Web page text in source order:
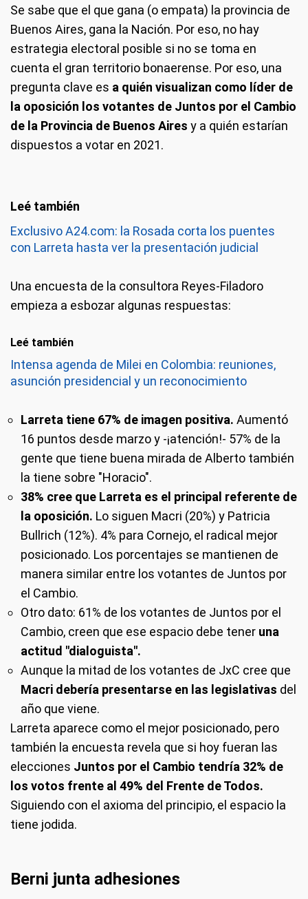
Se sabe que el que gana (o empata) la provincia de
Buenos Aires, gana la Nación. Por eso, no hay
estrategia electoral posible si no se toma en
cuenta el gran territorio bonaerense. Por eso, una
pregunta clave es a quién visualizan como líder de
la oposición los votantes de Juntos por el Cambio
de la Provincia de Buenos Aires y a quién estarían
dispuestos a votar en 2021.
Exclusivo A24.com: la Rosada corta los puentes
con Larreta hasta ver la presentación judicial
Una encuesta de la consultora Reyes-Filadoro
empieza a esbozar algunas respuestas:
Leé también
Intensa agenda de Milei en Colombia: reuniones,
asunción presidencial y un reconocimiento
Larreta tiene 67% de imagen positiva. Aumentó
16 puntos desde marzo y -¡atención!- 57% de la
gente que tiene buena mirada de Alberto también
la tiene sobre "Horacio".
38% cree que Larreta es el principal referente de
la oposición. Lo siguen Macri (20%) y Patricia
Bullrich (12%). 4% para Cornejo, el radical mejor
posicionado. Los porcentajes se mantienen de
manera similar entre los votantes de Juntos por
el Cambio.
Otro dato: 61% de los votantes de Juntos por el
Cambio, creen que ese espacio debe tener una
actitud "dialoguista".
Aunque la mitad de los votantes de JxC cree que
Macri debería presentarse en las legislativas del
año que viene.
Larreta aparece como el mejor posicionado, pero
también la encuesta revela que si hoy fueran las
elecciones Juntos por el Cambio tendría 32% de
los votos frente al 49% del Frente de Todos.
Siguiendo con el axioma del principio, el espacio la
tiene jodida.
Berni junta adhesiones